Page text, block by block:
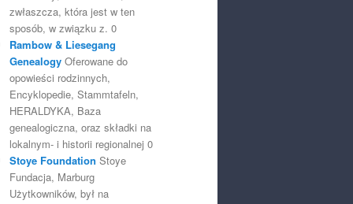
zwłaszcza, która jest w ten
sposób, w związku z. 0
Rambow & Liesegang
Genealogy Oferowane do
opowieści rodzinnych,
Encyklopedie, Stammtafeln,
HERALDYKA, Baza
genealogiczna, oraz składki na
lokalnym- i historii regionalnej 0
Stoye Foundation Stoye
Fundacja, Marburg
Użytkowników, był na